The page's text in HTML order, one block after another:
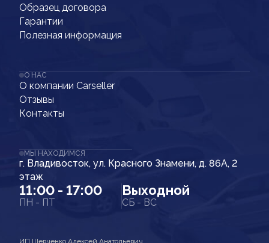
Образец договора
Гарантии
Полезная информация
О НАС
О компании Carseller
Отзывы
Контакты
МЫ НАХОДИМСЯ
г. Владивосток, ул. Красного Знамени, д. 86А, 2
этаж
11:00 - 17:00
ПН - ПТ
Выходной
СБ - ВС
ИП Шевченко Алексей Анатольевич